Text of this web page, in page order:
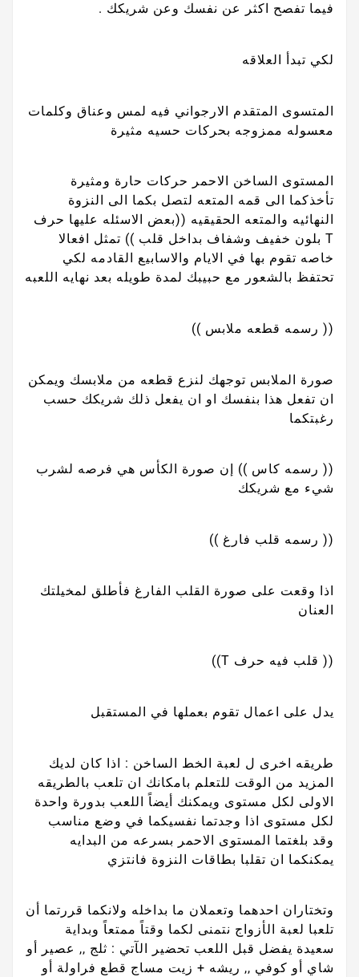
فيما تفصح اكثر عن نفسك وعن شريكك .
لكي تبدأ العلاقه
المتسوى المتقدم الارجواني فيه لمس وعناق وكلمات
معسوله ممزوجه بحركات حسيه مثيرة
المستوى الساخن الاحمر حركات حارة ومثيرة
تأخذكما الى قمه المتعه لتصل بكما الى النزوة
النهائيه والمتعه الحقيقيه ((بعض الاسئله عليها حرف
T بلون خفيف وشفاف بداخل قلب )) تمثل افعالا
خاصه تقوم بها في الايام والاسابيع القادمه لكي
تحتفظ بالشعور مع حبيبك لمدة طويله بعد نهايه اللعبه
(( رسمه قطعه ملابس ))
صورة الملابس توجهك لنزع قطعه من ملابسك ويمكن
ان تفعل هذا بنفسك او ان يفعل ذلك شريكك حسب
رغبتكما
(( رسمه كاس )) إن صورة الكأس هي فرصه لشرب
شيء مع شريكك
(( رسمه قلب فارغ ))
اذا وقعت على صورة القلب الفارغ فأطلق لمخيلتك
العنان
(( قلب فيه حرف T))
يدل على اعمال تقوم بعملها في المستقبل
طريقه اخرى ل لعبة الخط الساخن : اذا كان لديك
المزيد من الوقت للتعلم بامكانك ان تلعب بالطريقه
الاولى لكل مستوى ويمكنك أيضاً اللعب بدورة واحدة
لكل مستوى اذا وجدتما نفسيكما في وضع مناسب
وقد بلغتما المستوى الاحمر بسرعه من البدايه
يمكنكما ان تقلبا بطاقات النزوة فانتزي
وتختاران احدهما وتعملان ما بداخله ولانكما قررتما أن
تلعبا لعبة الأزواج نتمنى لكما وقتاً ممتعاً وبداية
سعيدة يفضل قبل اللعب تحضير الآتي : ثلج ,, عصير أو
شاي أو كوفي ,, ريشه + زيت مساج قطع فراولة أو